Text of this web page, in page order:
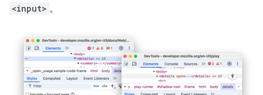
<input> 。